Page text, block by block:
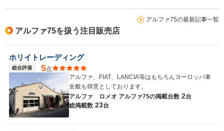
アルファ75の最新記事一覧
アルファ75を扱う注目販売店
ホリイトレーディング
総合評価 5点
アルファ、FIAT、LANCIA等はもちろんヨーロッパ車
全般も得意としております。
アルファ ロメオ アルファ75の掲載台数 2台
総掲載数 23台